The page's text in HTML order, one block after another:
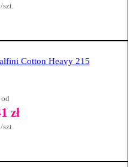
szt.
Cotton Heavy 215
zł
szt.